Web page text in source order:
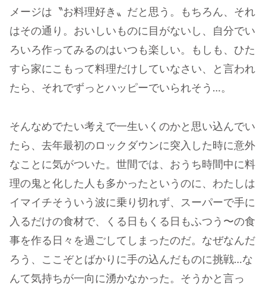
メージは〝お料理好き〟だと思う。もちろん、それ
はその通り。おいしいものに目がないし、自分でい
ろいろ作ってみるのはいつも楽しい。もしも、ひた
すら家にこもって料理だけしていなさい、と言われ
たら、それでずっとハッピーでいられそう…。
そんなめでたい考えで一生いくのかと思い込んでい
たら、去年最初のロックダウンに突入した時に意外
なことに気がついた。世間では、おうち時間中に料
理の鬼と化した人も多かったというのに、わたしは
イマイチそういう波に乗り切れず、スーパーで手に
入るだけの食材で、くる日もくる日もふつう〜の食
事を作る日々を過ごしてしまったのだ。なぜなんだ
ろう、ここぞとばかりに手の込んだものに挑戦…な
んて気持ちが一向に湧かなかった。そうかと言っ